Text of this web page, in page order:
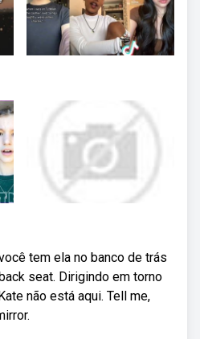
tem ela no banco de trás
seat. Dirigindo em torno
não está aqui. Tell me,